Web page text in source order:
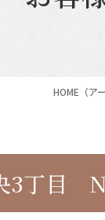
HOME （ア
3丁目